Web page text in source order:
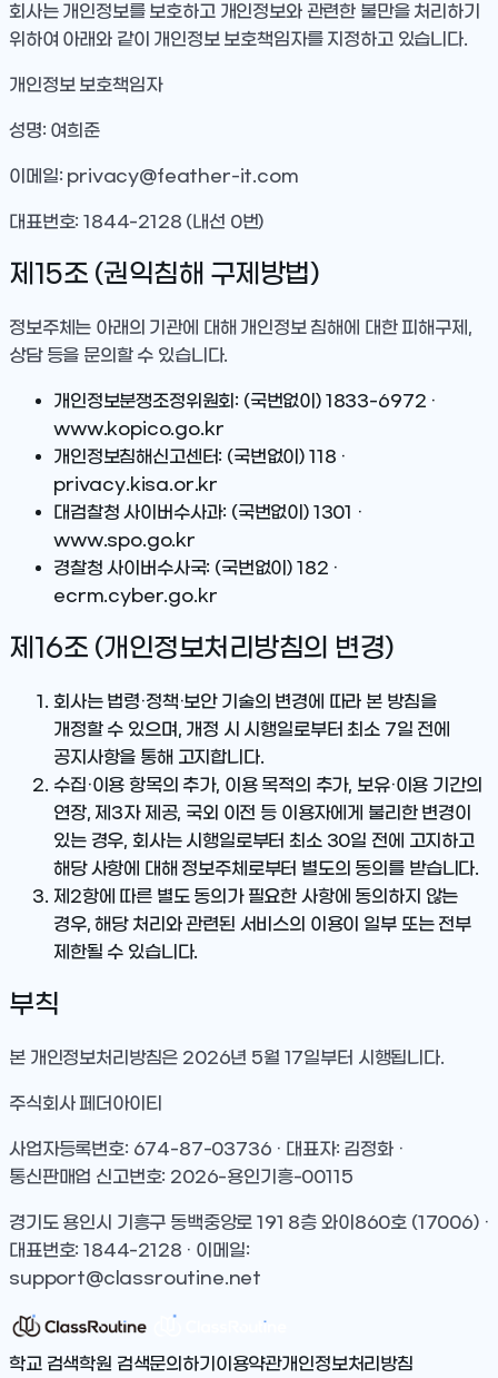
회사는 개인정보를 보호하고 개인정보와 관련한 불만을 처리하기
위하여 아래와 같이 개인정보 보호책임자를 지정하고 있습니다.
개인정보 보호책임자
성명: 여희준
이메일: privacy@feather-it.com
대표번호: 1844-2128 (내선 0번)
제15조 (권익침해 구제방법)
정보주체는 아래의 기관에 대해 개인정보 침해에 대한 피해구제,
상담 등을 문의할 수 있습니다.
개인정보분쟁조정위원회 : (국번없이) 1833-6972 ·
www.kopico.go.kr
개인정보침해신고센터: (국번없이) 118 ·
privacy.kisa.or.kr
대검찰청 사이버수사과: (국번없이) 1301 ·
www.spo.go.kr
경찰청 사이버수사국: (국번없이) 182 ·
ecrm.cyber.go.kr
제16조 (개인정보처리방침의 변경)
회사는 법령·정책·보안 기술의 변경에 따라 본 방침을
개정할 수 있으며, 개정 시 시행일로부터 최소 7일 전에
공지사항을 통해 고지합니다.
수집·이용 항목의 추가, 이용 목적의 추가, 보유·이용 기간의
연장, 제3자 제공, 국외 이전 등 이용자에게 불리한 변경이
있는 경우, 회사는 시행일로부터 최소 30일 전에 고지하고
해당 사항에 대해 정보주체로부터 별도의 동의를 받습니다.
제2항에 따른 별도 동의가 필요한 사항에 동의하지 않는
경우, 해당 처리와 관련된 서비스의 이용이 일부 또는 전부
제한될 수 있습니다.
부칙
본 개인정보처리방침은 2026년 5월 17일부터 시행됩니다.
주식회사 페더아이티
사업자등록번호: 674-87-03736 · 대표자: 김정화 ·
통신판매업 신고번호: 2026-용인기흥-00115
경기도 용인시 기흥구 동백중앙로 191 8층 와이860호 (17006) ·
대표번호: 1844-2128 · 이메일:
support@classroutine.net
학교 검색학원 검색문의하기 이용약관개인정보처리방침